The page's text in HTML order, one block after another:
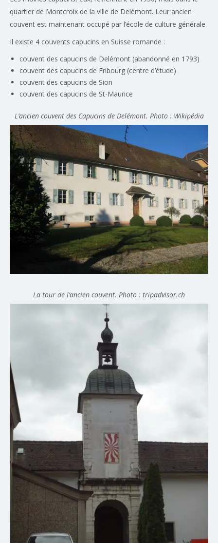
quartier de Montcroix de la ville de Delémont. Leur ancien
couvent est maintenant occupé par l’école de culture générale.
Il existe 4 couvents capucins en Suisse romande :
couvent des capucins de Delémont (abandonné en 1793)
couvent des capucins de Fribourg (centre d’étude)
couvent des capucins de Sion
couvent des capucins de St-Maurice
L’ancien couvent des Capucins de Delémont. Photo : Wikipédia
La tour de l’ancien couvent. Photo : tripadvisor.ch